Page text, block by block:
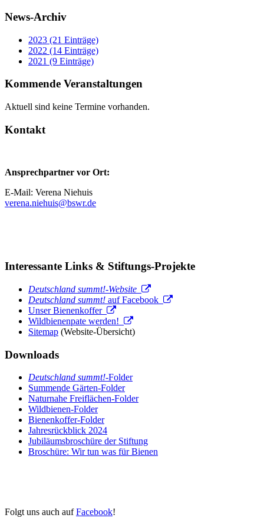
News-Archiv
2023 (21 Einträge)
2022 (14 Einträge)
2021 (9 Einträge)
Kommende Veranstaltungen
Aktuell sind keine Termine vorhanden.
Kontakt
Ansprechpartner vor Ort:
E-Mail: Verena Niehuis
verena.niehuis@bswr.de
Interessante Links & Stiftungs-Projekte
Deutschland summt!-Website
Deutschland summt! auf Facebook
Unser Bienenkoffer
Wildbienenpate werden!
Sitemap (Website-Übersicht)
Downloads
Deutschland summt!-Folder
Summende Gärten-Folder
Naturnahe Freiflächen-Folder
Wildbienen-Folder
Bienenkoffer-Folder
Jahresrückblick 2024
Jubiläumsbroschüre der Stiftung
Broschüre: Wir tun was für Bienen
Folgt uns auch aufFacebook!